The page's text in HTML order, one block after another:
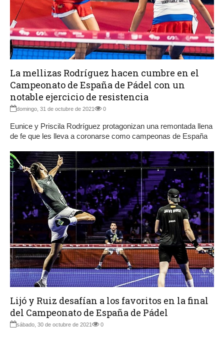
La mellizas Rodríguez hacen cumbre en el
Campeonato de España de Pádel con un
notable ejercicio de resistencia
domingo, 31 de octubre de 2021 0
Eunice y Priscila Rodríguez protagonizan una remontada llena
de fe que les lleva a coronarse como campeonas de España
Lijó y Ruiz desafían a los favoritos en la final
del Campeonato de España de Pádel
sábado, 30 de octubre de 2021 0